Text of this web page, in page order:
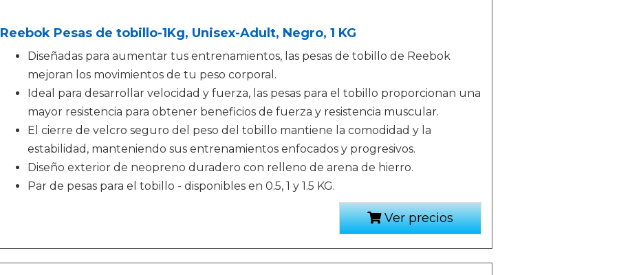
Reebok Pesas de tobillo-1Kg, Unisex-Adult, Negro, 1 KG
Diseñadas para aumentar tus entrenamientos, las pesas de tobillo de Reebok
mejoran los movimientos de tu peso corporal.
Ideal para desarrollar velocidad y fuerza, las pesas para el tobillo proporcionan una
mayor resistencia para obtener beneficios de fuerza y resistencia muscular.
El cierre de velcro seguro del peso del tobillo mantiene la comodidad y la
estabilidad, manteniendo sus entrenamientos enfocados y progresivos.
Diseño exterior de neopreno duradero con relleno de arena de hierro.
Par de pesas para el tobillo - disponibles en 0.5, 1 y 1.5 KG.
Ver precios